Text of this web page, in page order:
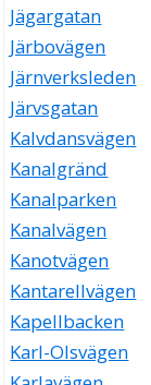
Jägargatan
Järbovägen
Järnverksleden
Järvsgatan
Kalvdansvägen
Kanalgränd
Kanalparken
Kanalvägen
Kanotvägen
Kantarellvägen
Kapellbacken
Karl-Olsvägen